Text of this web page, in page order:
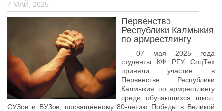
Центр содействия трудоустройству выпускников
График учебного процесса
Электронное обучение и дистанционные
образовательные технологии
Демонстрационный экзамен
Родителям
Образовательный кредит
7 МАЙ, 2025
Первенство
Республики Калмыкия
по армрестлингу
07 мая 2025 года
студенты КФ РГУ СоцТех
приняли участие в
Первенстве Республики
Калмыкия по армрестлингу
среди обучающихся щкол,
СУЗов и ВУЗов, посвящённому 80-летию Победы в Великой